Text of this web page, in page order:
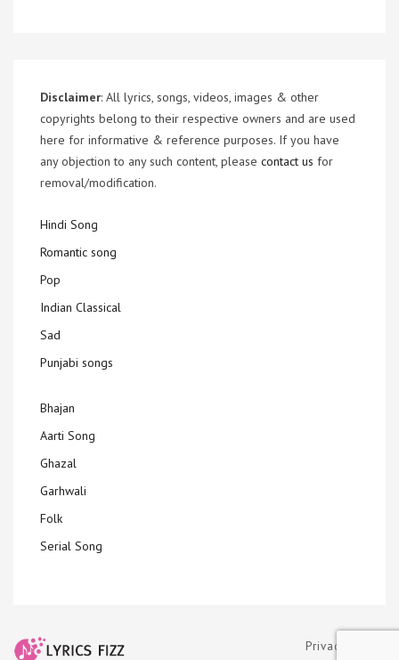
Disclaimer: All lyrics, songs, videos, images & other
copyrights belong to their respective owners and are used
here for informative & reference purposes. If you have
any objection to any such content, please contact us for
removal/modification.
Hindi Song
Romantic song
Pop
Indian Classical
Sad
Punjabi songs
Bhajan
Aarti Song
Ghazal
Garhwali
Folk
Serial Song
Privacy Policy